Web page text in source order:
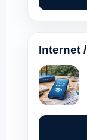
Internet